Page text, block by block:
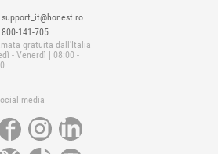
support_it@honest.ro
800-141-705
gratuita dall'Italia
- Venerdì | 08:00 -
media